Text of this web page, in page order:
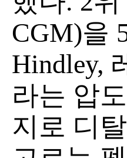
CGM)을
Hindley,
라는 압
지로 디